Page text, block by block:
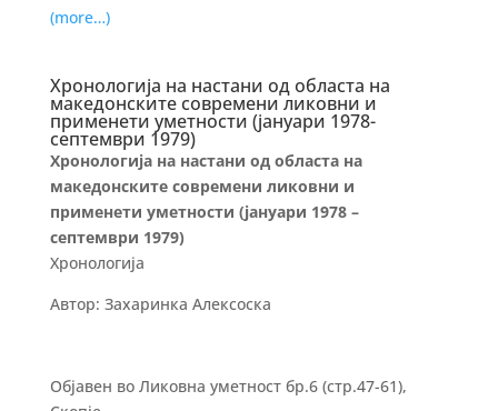
(more…)
Хронологија на настани од областа на
македонските современи ликовни и
применети уметности (јануари 1978-
септември 1979)
Хронологија на настани од областа на
македонските современи ликовни и
применети уметности (јануари 1978 –
септември 1979)
Хронологија
Автор: Захаринка Алексоска
Објавен во Ликовна уметност бр.6 (стр.47-61),